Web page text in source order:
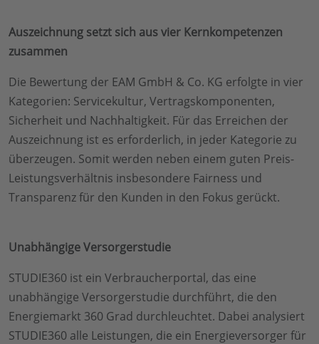
Auszeichnung setzt sich aus vier Kernkompetenzen
zusammen
Die Bewertung der EAM GmbH & Co. KG erfolgte in vier
Kategorien: Servicekultur, Vertragskomponenten,
Sicherheit und Nachhaltigkeit. Für das Erreichen der
Auszeichnung ist es erforderlich, in jeder Kategorie zu
überzeugen. Somit werden neben einem guten Preis-
Leistungsverhältnis insbesondere Fairness und
Transparenz für den Kunden in den Fokus gerückt.
Unabhängige Versorgerstudie
STUDIE360 ist ein Verbraucherportal, das eine
unabhängige Versorgerstudie durchführt, die den
Energiemarkt 360 Grad durchleuchtet. Dabei analysiert
STUDIE360 alle Leistungen, die ein Energieversorger für